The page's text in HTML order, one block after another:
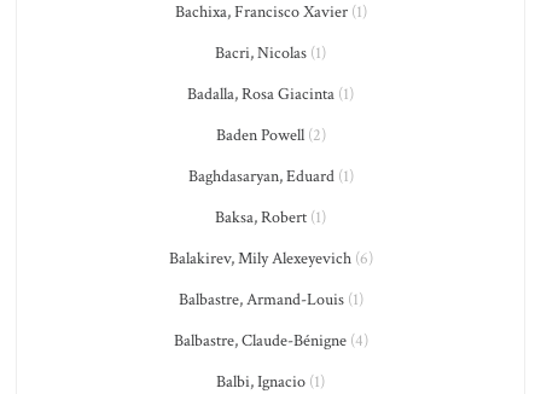
Bachixa, Francisco Xavier(1)
Bacri, Nicolas (1)
Badalla, Rosa Giacinta (1)
Baden Powell(2)
Baghdasaryan, Eduard(1)
Baksa, Robert (1)
Balakirev, Mily Alexeyevich(6)
Balbastre, Armand-Louis(1)
Balbastre, Claude-Bénigne(4)
Balbi, Ignacio (1)